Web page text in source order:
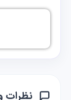
نظرات